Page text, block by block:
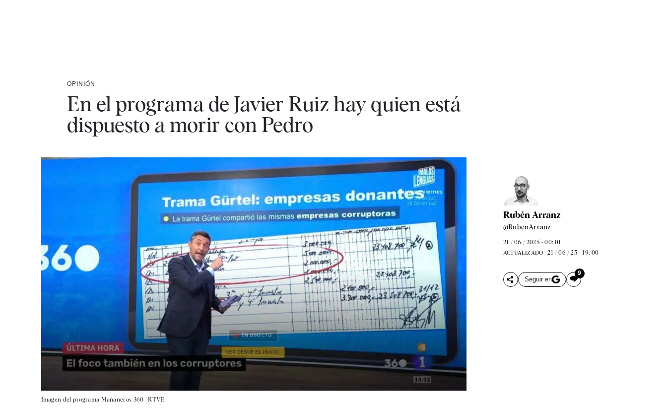
OPINIÓN
En el programa de Javier Ruiz hay quien está
dispuesto a morir con Pedro
Imagen del programa Mañaneros 360 |RTVE
Rubén Arranz
@RubenArranz_
21 / 06 / 2025 - 00: 01
ACTUALIZADO 21 / 06 / 25 - 19: 00
Seguir en
9